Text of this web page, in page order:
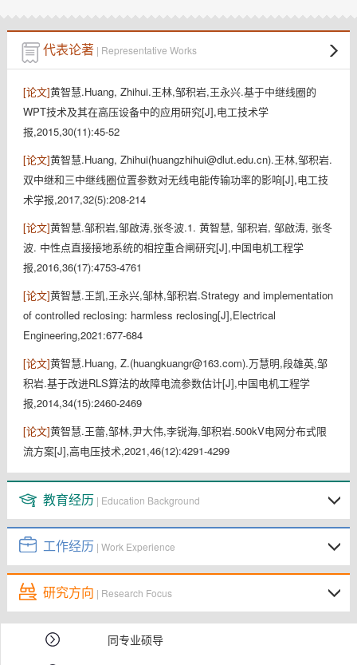
代表论著| Representative Works
[论文]黄智慧.Huang, Zhihui.王林,邹积岩,王永兴.基于中继线圈的
WPT技术及其在高压设备中的应用研究[J],电工技术学
报,2015,30(11):45-52
[论文]黄智慧.Huang, Zhihui(huangzhihui@dlut.edu.cn).王林,邹积岩.
双中继和三中继线圈位置参数对无线电能传输功率的影响[J],电工技
术学报,2017,32(5):208-214
[论文]黄智慧.邹积岩,邹啟涛,张冬波.1. 黄智慧, 邹积岩, 邹啟涛, 张冬
波. 中性点直接接地系统的相控重合闸研究[J],中国电机工程学
报,2016,36(17):4753-4761
[论文]黄智慧.王凯,王永兴,邹林,邹积岩.Strategy and implementation
of controlled reclosing: harmless reclosing[J],Electrical
Engineering,2021:677-684
[论文]黄智慧.Huang, Z.(huangkuangr@163.com).万慧明,段雄英,邹
积岩.基于改进RLS算法的故障电流参数估计[J],中国电机工程学
报,2014,34(15):2460-2469
[论文]黄智慧.王蕾,邹林,尹大伟,李锐海,邹积岩.500kV电网分布式限
流方案[J],高电压技术,2021,46(12):4291-4299
教育经历 | Education Background
工作经历 | Work Experience
研究方向 | Research Focus
同专业硕导